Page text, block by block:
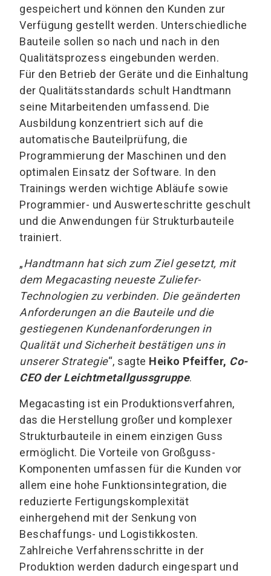
gespeichert und können den Kunden zur
Verfügung gestellt werden. Unterschiedliche
Bauteile sollen so nach und nach in den
Qualitätsprozess eingebunden werden.
Für den Betrieb der Geräte und die Einhaltung
der Qualitätsstandards schult Handtmann
seine Mitarbeitenden umfassend. Die
Ausbildung konzentriert sich auf die
automatische Bauteilprüfung, die
Programmierung der Maschinen und den
optimalen Einsatz der Software. In den
Trainings werden wichtige Abläufe sowie
Programmier- und Auswerteschritte geschult
und die Anwendungen für Strukturbauteile
trainiert.
„Handtmann hat sich zum Ziel gesetzt, mit
dem Megacasting neueste Zuliefer-
Technologien zu verbinden. Die geänderten
Anforderungen an die Bauteile und die
gestiegenen Kundenanforderungen in
Qualität und Sicherheit bestätigen uns in
unserer Strategie“, sagte Heiko Pfeiffer, Co-
CEO der Leichtmetallgussgruppe.
Megacasting ist ein Produktionsverfahren,
das die Herstellung großer und komplexer
Strukturbauteile in einem einzigen Guss
ermöglicht. Die Vorteile von Großguss-
Komponenten umfassen für die Kunden vor
allem eine hohe Funktionsintegration, die
reduzierte Fertigungskomplexität
einhergehend mit der Senkung von
Beschaffungs- und Logistikkosten.
Zahlreiche Verfahrensschritte in der
Produktion werden dadurch eingespart und